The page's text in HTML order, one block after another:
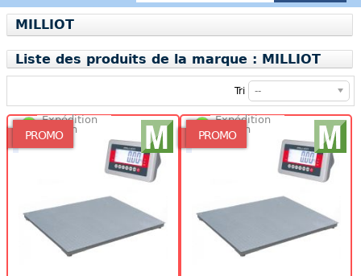
MILLIOT
Liste des produits de la marque : MILLIOT
Tri --
PROMO
Expédition
48/72h
PROMO
Expédition
48/72h